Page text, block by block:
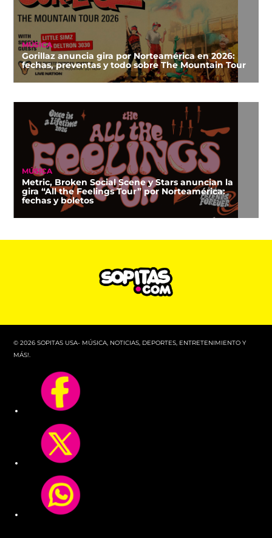
MÚSICA
Gorillaz anuncia gira por Norteamérica en 2026:
fechas, preventas y todo sobre The Mountain Tour
MÚSICA
Metric, Broken Social Scene y Stars anuncian la
gira “All the Feelings Tour” por Norteamérica:
fechas y boletos
© 2026 SOPITAS USA- MÚSICA, NOTICIAS, DEPORTES, ENTRETENIMIENTO Y
MÁS!.